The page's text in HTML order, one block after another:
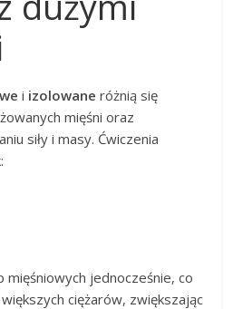
i izolowane różnią się
mięśni oraz
siły i masy. Ćwiczenia
jednocześnie, co
ciężarów, zwiększając